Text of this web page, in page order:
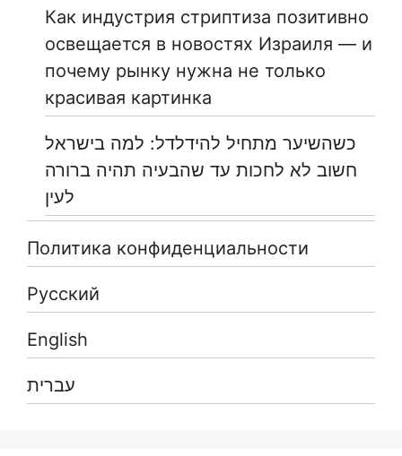
Как индустрия стриптиза позитивно
освещается в новостях Израиля — и
почему рынку нужна не только
красивая картинка
כשהשיער מתחיל להידלדל: למה בישראל
חשוב לא לחכות עד שהבעיה תהיה ברורה
לעין
Политика конфиденциальности
Русский
English
עברית